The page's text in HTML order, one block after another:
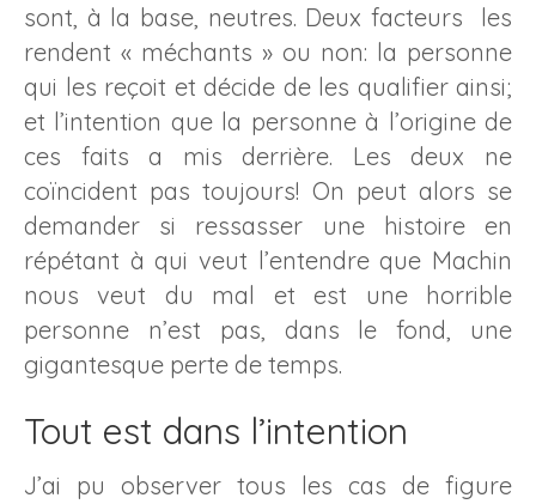
sont, à la base, neutres. Deux facteurs les
rendent « méchants » ou non: la personne
qui les reçoit et décide de les qualifier ainsi;
et l’intention que la personne à l’origine de
ces faits a mis derrière. Les deux ne
coïncident pas toujours! On peut alors se
demander si ressasser une histoire en
répétant à qui veut l’entendre que Machin
nous veut du mal et est une horrible
personne n’est pas, dans le fond, une
gigantesque perte de temps.
Tout est dans l’intention
J’ai pu observer tous les cas de figure